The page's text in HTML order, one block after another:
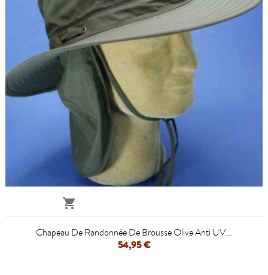

Chapeau De Randonnée De Brousse Olive Anti UV...
54,95 €